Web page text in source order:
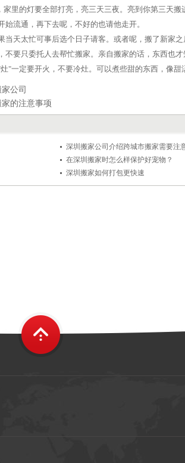
里的灯要全部打亮，亮三天三夜。亮到你第三天
流通，再下去呢，不好的也请他走开。
当天太忙可事后选个日子请客。或者呢，搬了新家
不要只委托人去帮忙搬家。亲自搬家的话，东西也才
"一定要开火，不要冷灶。可以煮些甜的东西，像甜
公司
的注意事项
深圳搬家公司介绍跨城市搬家需要注
在深圳搬家时怎么样保护好宠物？
深圳搬家如何打包更快速